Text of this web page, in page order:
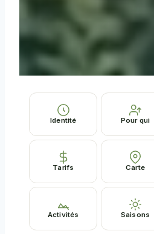
Identité Pour qui
Tarifs Carte
Activités Saisons